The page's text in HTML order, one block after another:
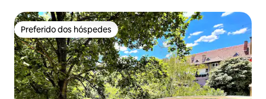
Preferido dos hóspedes
Preferido dos hóspedes